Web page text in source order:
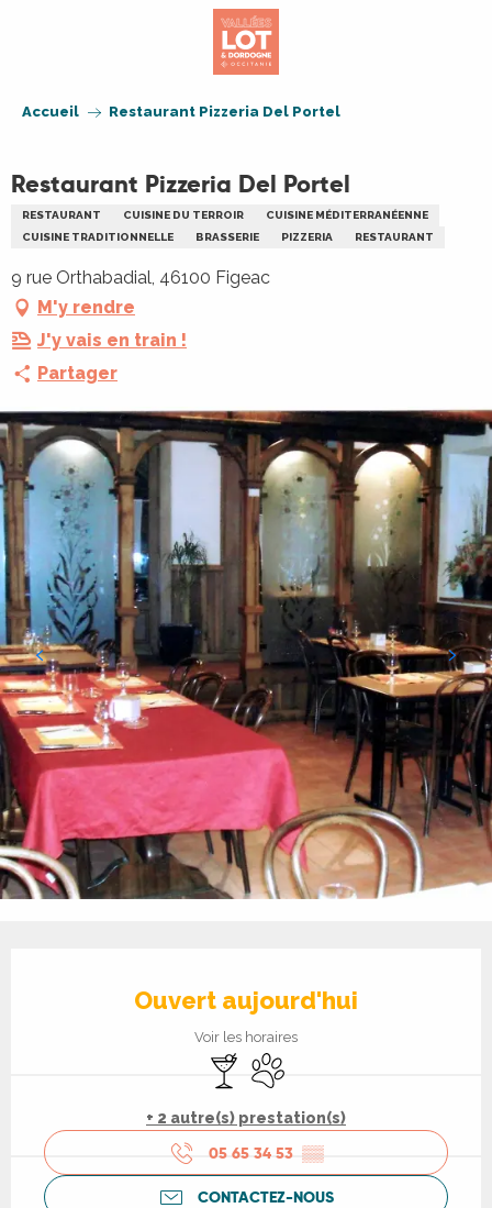
Accueil Restaurant Pizzeria Del Portel
Restaurant Pizzeria Del Portel
RESTAURANT CUISINE DU TERROIR
CUISINE MÉDITERRANÉENNE
CUISINE TRADITIONNELLE
BRASSERIE PIZZERIA RESTAURANT
9 rue Orthabadial, 46100 Figeac
M'y rendre
J'y vais en train !
Partager
Ouvert aujourd'hui
Voir les horaires
Bar / Buvette
Animaux acceptés
+ 2 autre(s) prestation(s)
05 65 34 53 ▒▒
CONTACTEZ-NOUS